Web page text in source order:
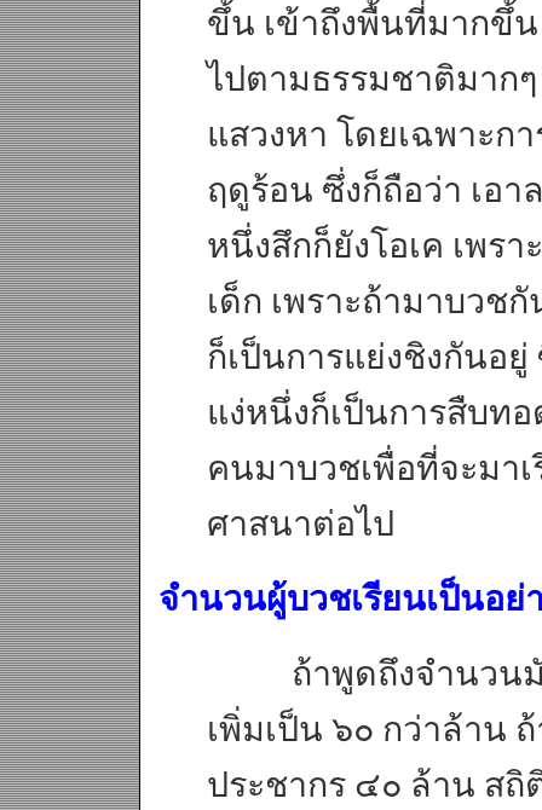
ขึ้น เข้าถึงพื้นที่มากขึ้
ไปตามธรรมชาติมาก
แสวงหา โดยเฉพาะก
ฤดูร้อน ซึ่งก็ถือว่า เอ
หนึ่งสึกก็ยังโอเค เพรา
เด็ก เพราะถ้ามาบวช
ก็เป็นการแย่งชิงกันอ
แง่หนึ่งก็เป็นการสืบท
คนมาบวชเพื่อที่จะมา
ศาสนาต่อไป
จำนวนผู้บวชเรียนเป็นอย่
ถ้าพูดถึงจำนวนมัน
เพิ่มเป็น ๖๐ กว่าล้าน
ประชากร ๔๐ ล้าน สถิ